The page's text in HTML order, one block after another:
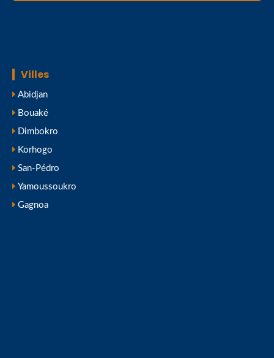
Villes
Abidjan
Bouaké
Dimbokro
Korhogo
San-Pédro
Yamoussoukro
Gagnoa